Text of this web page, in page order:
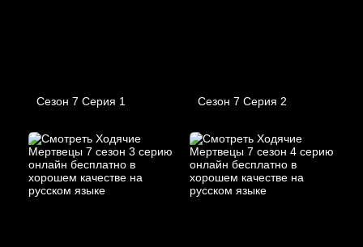
Сезон 7 Серия 1 Сезон 7 Серия 2